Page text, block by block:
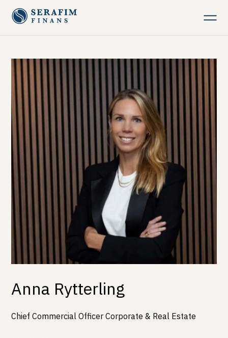
Fastighet
Privat
Om Serafim Finans
Kontakt
Anna Rytterling
Chief Commercial Officer Corporate & Real Estate